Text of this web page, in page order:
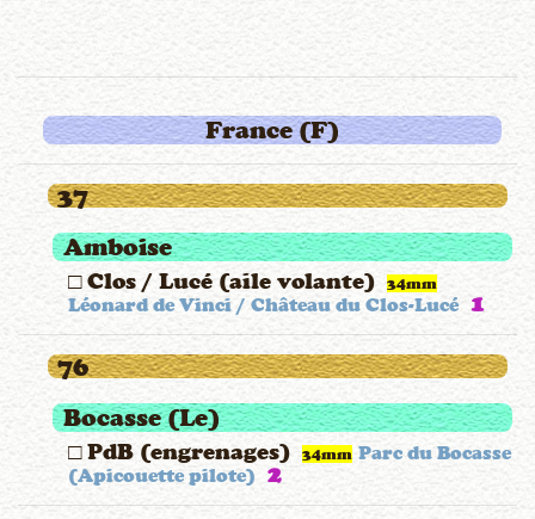
France (F)
37
Amboise
□ Clos / Lucé (aile volante) 34mm
Léonard de Vinci / Château du Clos-Lucé 1
76
Bocasse (Le)
□ PdB (engrenages) 34mm Parc du Bocasse
(Apicouette pilote) 2